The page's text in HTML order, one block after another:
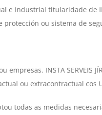
titularidade de
ou sistema de
INSTA SERVEIS
ou extracontractual cos
todas as medidas